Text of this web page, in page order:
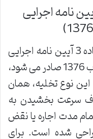
تخلیه فوری (ماده 3 آیین نامه اجرایی
دستور تخلیه فوری که بر اساس ماده 3 آیین نامه اجرایی
قانون روابط موجر و مستاجر مصوب 1376 صادر می شود،
نوع تخلیه، همان
سرعت بخشیدن به
مدت اجاره یا نقض
شده است. برای